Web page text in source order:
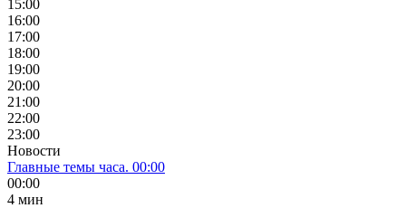
15:00
16:00
17:00
18:00
19:00
20:00
21:00
22:00
23:00
Новости
Главные темы часа. 00:00
00:00
4 мин